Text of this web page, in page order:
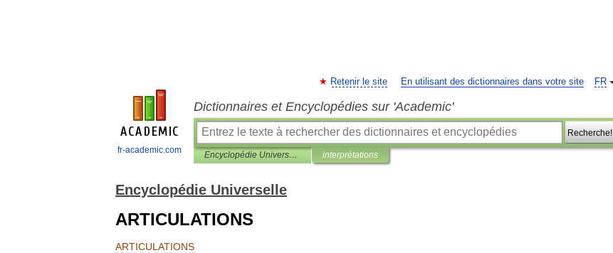
fr-academic.com
FR
Retenir le site En utilisant des dictionnaires dans votre site
Dictionnaires et Encyclopédies sur 'Academic'
Recherche!
Encyclopédie Universelle interprétations
Encyclopédie Universelle
ARTICULATIONS
ARTICULATIONS